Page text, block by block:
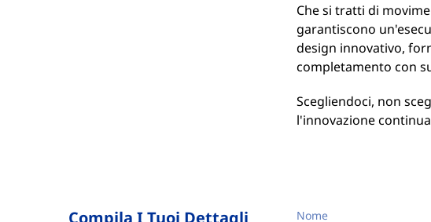
Che si tratti di
garantiscono
design innovativo,
completamento con
Scegliendoci, non
l'innovazione
Compila I Tuoi Dettagli Nome